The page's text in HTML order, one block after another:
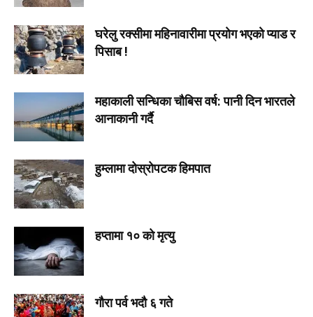
घरेलु रक्सीमा महिनावारीमा प्रयोग भएको प्याड र
पिसाब !
महाकाली सन्धिका चौबिस वर्ष: पानी दिन भारतले
आनाकानी गर्दै
हुम्लामा दोस्रोपटक हिमपात
हप्तामा १० को मृत्यु
गौरा पर्व भदौ ६ गते